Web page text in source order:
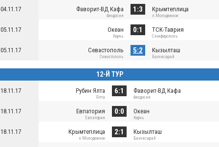
04.11.17 Фаворит-ВД Кафа
Феодосия
1:3 Крымтеплица
п.Молодежное
05.11.17 Океан
Керчь
0:1 ТСК-Таврия
Симферополь
05.11.17 Севастополь
Севастополь
5:2 Кызылташ
Бахчисарай
12-Й ТУР
18.11.17 Рубин Ялта
Ялта
6:1 Фаворит-ВД Кафа
Феодосия
18.11.17 Евпатория
Евпатория
0:0 Океан
Керчь
18.11.17 Крымтеплица
п.Молодежное
2:1 Кызылташ
Бахчисарай